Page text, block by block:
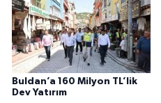
Buldan’a 160 Milyon TL’lik
Dev Yatırım